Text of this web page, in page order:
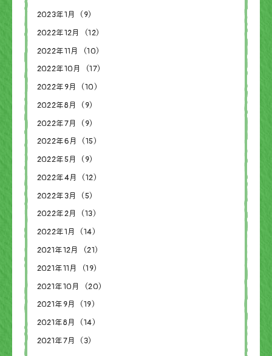
2023年1月（9）
2022年12月（12）
2022年11月（10）
2022年10月（17）
2022年9月（10）
2022年8月（9）
2022年7月（9）
2022年6月（15）
2022年5月（9）
2022年4月（12）
2022年3月（5）
2022年2月（13）
2022年1月（14）
2021年12月（21）
2021年11月（19）
2021年10月（20）
2021年9月（19）
2021年8月（14）
2021年7月（3）